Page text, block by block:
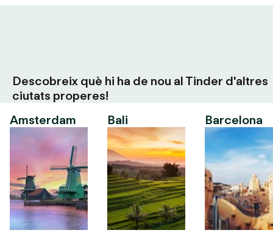
Descobreix què hi ha de nou al Tinder d'altres
ciutats properes!
Amsterdam
Bali Barcelona